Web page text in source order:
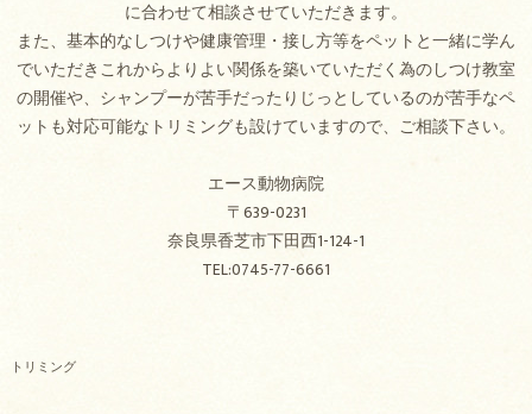
に合わせて相談させていただきます。
また、基本的なしつけや健康管理・接し方等をペットと一緒に学ん
でいただきこれからよりよい関係を築いていただく為のしつけ教室
の開催や、シャンプーが苦手だったりじっとしているのが苦手なペ
ットも対応可能なトリミングも設けていますので、ご相談下さい。
エース動物病院
〒639-0231
奈良県香芝市下田西1-124-1
TEL:0745-77-6661
トリミング